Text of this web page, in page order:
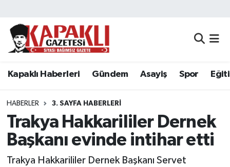
Kapaklı Haberleri Gündem Asayiş Spor
HABERLER 3. SAYFA HABERLERI
Trakya Hakkarililer Dernek
Başkanı evinde intihar etti
Trakya Hakkarililer Dernek Başkanı Servet
Kapaklı Haberleri
Asayiş
Spor
Eğitim
Tekirdağ Nöbetçi Eczaneler
Tekirdağ Namaz Vakitleri
Tekirdağ Trafik Yoğunluk Haritası
Süper Lig Puan Durumu ve Fikstür